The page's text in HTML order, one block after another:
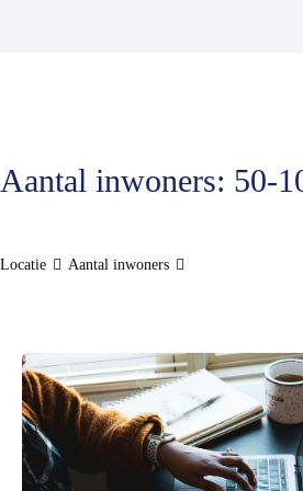
Aantal inwoners: 50-
Locatie Aantal inwoners